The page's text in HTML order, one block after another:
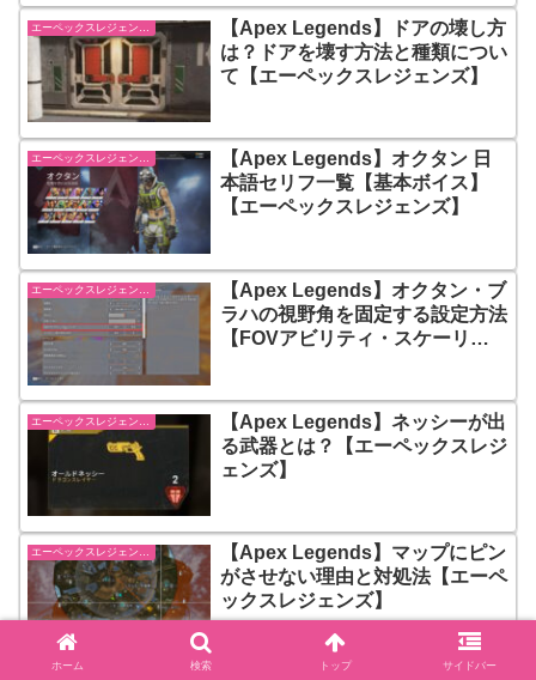
【Apex Legends】ドアの壊し方
は？ドアを壊す方法と種類につい
て【エーペックスレジェンズ】
エーペックスレジェンズ【Apex Legends】
【Apex Legends】オクタン 日
本語セリフ一覧【基本ボイス】
【エーペックスレジェンズ】
【Apex Legends】オクタン・ブ
ラハの視野角を固定する設定方法
【FOVアビリティ・スケーリン
【Apex Legends】ネッシーが出
る武器とは？【エーペックスレジ
ェンズ】
エーペックスレジェンズ【Apex Legends】
【Apex Legends】マップにピン
がさせない理由と対処法【エーペ
ックスレジェンズ】
ホーム 検索 トップ サイドバー